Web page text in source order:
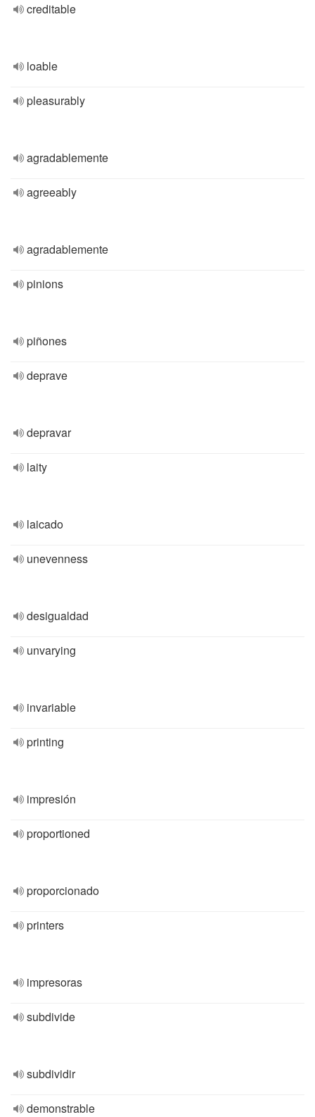
creditable
loable
pleasurably
agradablemente
agreeably
agradablemente
pinions
piñones
deprave
depravar
laity
laicado
unevenness
desigualdad
unvarying
invariable
printing
impresión
proportioned
proporcionado
printers
impresoras
subdivide
subdividir
demonstrable